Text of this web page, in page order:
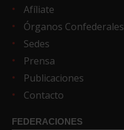
Afíliate
Órganos Confederales
Sedes
Prensa
Publicaciones
Contacto
FEDERACIONES